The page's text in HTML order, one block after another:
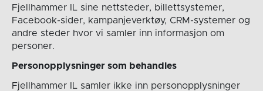
Fjellhammer IL sine nettsteder, billettsystemer,
Facebook-sider, kampanjeverktøy, CRM-systemer og
andre steder hvor vi samler inn informasjon om
personer.
Personopplysninger som behandles
Fjellhammer IL samler ikke inn personopplysninger